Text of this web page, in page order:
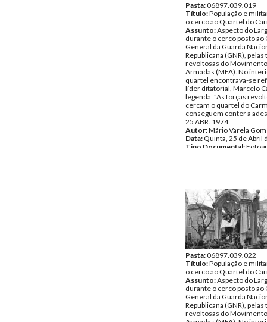
Pasta:06897.039.019
Título:População e
o cerco ao Quartel do
Assunto:Aspecto do
durante o cerco posto ao
General da Guarda
Republicana (GNR), pelas
revoltosas do
Armadas (MFA). No
quartel encontrava-se
líder ditatorial, Marcelo
legenda: "As forças
cercam o quartel do
conseguem conter a
25 ABR. 1974.
Autor:Mário Varela
Data: Quinta, 25 de Abril
Tipo Documental:
Pasta:06897.039.022
Título:População e
o cerco ao Quartel do
Assunto:Aspecto do
durante o cerco posto ao
General da Guarda
Republicana (GNR), pelas
revoltosas do